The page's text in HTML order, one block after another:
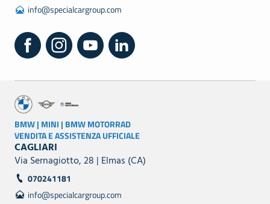
info@specialcargroup.com
BMW | MINI | BMW MOTORRAD
VENDITA E ASSISTENZA UFFICIALE
CAGLIARI
Via Sernagiotto, 28 | Elmas (CA)
070241181
info@specialcargroup.com